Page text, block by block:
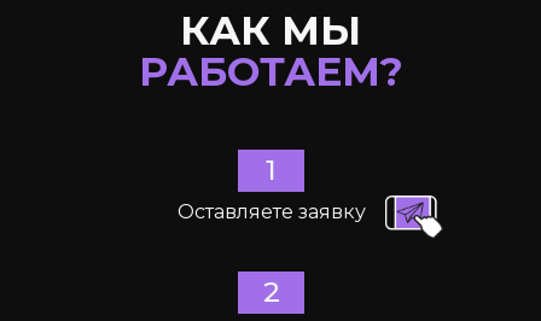
КАК МЫ
РАБОТАЕМ?
2
1
Оставляете заявку